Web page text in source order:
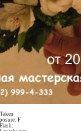
Taken
F
Flash: